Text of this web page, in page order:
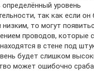
уровень
так как если он
то могут
проводов, которые
в стене под
будет слишком
может ошибочно